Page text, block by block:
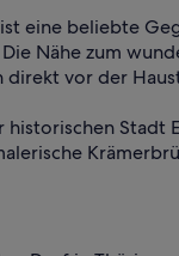
eine beliebte
Nähe zum
vor der